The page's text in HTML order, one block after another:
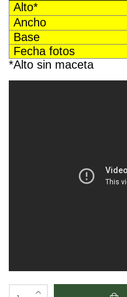
Alto*
Ancho
Base
Fecha fotos
*Alto sin maceta